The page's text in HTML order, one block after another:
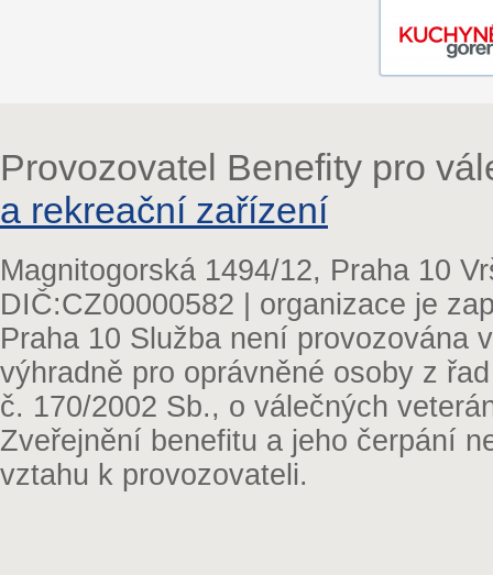
Provozovatel Benefity pro
a rekreační zařízení
Magnitogorská 1494/12, Praha 10
DIČ:CZ00000582 | organizace je
Praha 10 Služba není provozována
výhradně pro oprávněné osoby z
č. 170/2002 Sb., o válečných
Zveřejnění benefitu a jeho čerpání
vztahu k provozovateli.